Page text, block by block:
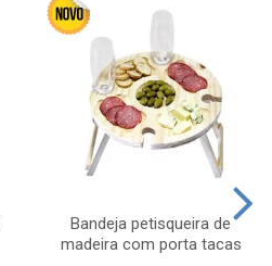
Bandeja petisqueira de
madeira com porta tacas